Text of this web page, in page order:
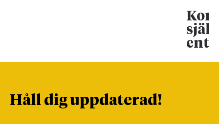
Håll dig uppdaterad!